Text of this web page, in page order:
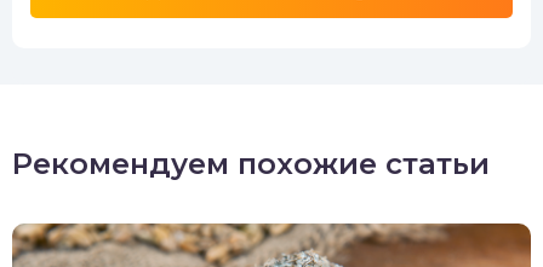
Рекомендуем похожие статьи